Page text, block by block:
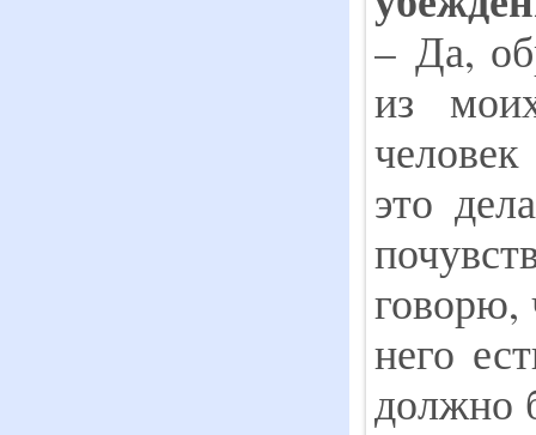
– Да,
из
это
говорю,
него
должно